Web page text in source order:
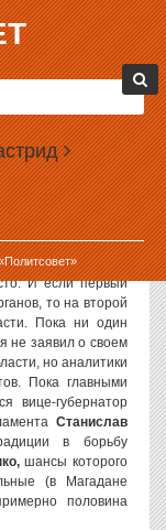
дату выборов
станет известно,
в Москве
в кресле
– кто заказал
И если первый
то на второй
Пока ни один
не заявил о своем
но аналитики
Пока главными
вице-губернатор
Станислав
в борьбу
шансы которого
(в Магадане
половина